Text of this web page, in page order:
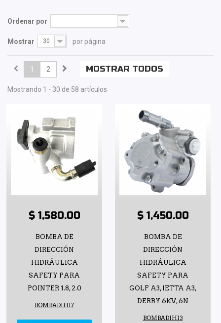
Ordenar por --
Mostrar 30 por página
MOSTRAR TODOS
1 2
Mostrando 1 - 30 de 58 artículos
$ 1,580.00
BOMBA DE
DIRECCIÓN
HIDRÁULICA
SAFETY PARA
POINTER 1.8, 2.0
BOMBADIHI7
$ 1,450.00
BOMBA DE
DIRECCIÓN
HIDRÁULICA
SAFETY PARA
GOLF A3, JETTA A3,
DERBY 6KV, 6N
BOMBADIHI3